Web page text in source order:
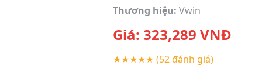
Thương hiệu: Vwin
Giá: 323,289 VNĐ
★★★★★ (52 đánh giá)